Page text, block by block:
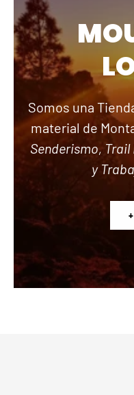
Somos una
material de
Senderismo,
y